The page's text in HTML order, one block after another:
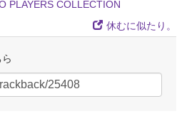
PLAYERS COLLECTION
休むに似たり。